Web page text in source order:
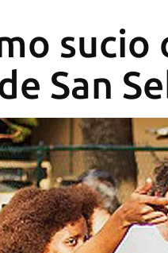
sucio
San